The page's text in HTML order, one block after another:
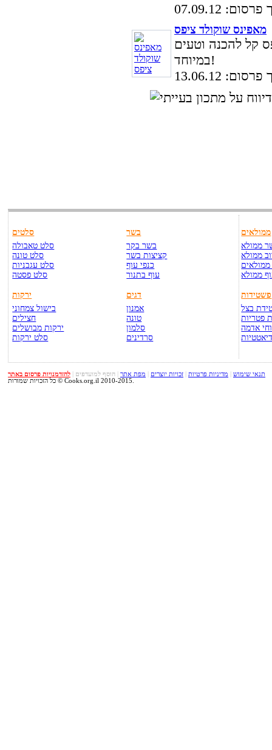
07.09.12
מאפינס שוקולד ציפס
קל להכנה וטעים
במיוחד!
13.06.12
סלטים
סלט טאבולה
סלט טונה
סלט עגבניות
סלט פסטה
ירקות
בישול צמחוני
חצילים
ירקות מבושלים
סלט ירקות
בשר
בשר בקר
קציצות בשר
כנפי עוף
עוף בתנור
דגים
אמנון
טונה
סלמון
סרדינים
ממולאים
ממולא
ממולא
ממולא
פשטידות
בצל
פטריות
אדמה
תנאי שימוש מדיניות פרטיות זכויות יוצרים מפת אתר הוסף למועדפים
להזדמנויות פרסום באתר
כל הזכויות שמורות © Cooks.org.il 2010-2015.